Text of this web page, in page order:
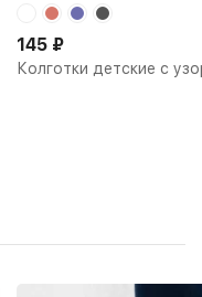
Колготки детские с
145 ₽